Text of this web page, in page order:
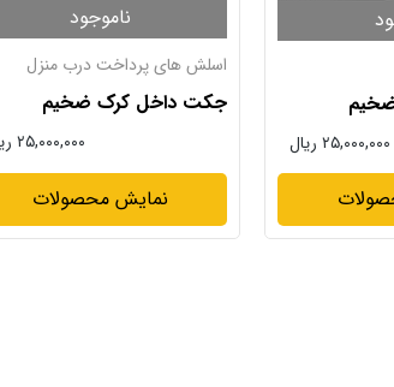
۲۵,۰۰۰,۰۰۰ ریال
ناموجود
اسلش های پرداخت درب منزل
جکت داخل کرک ضخیم
۲۵,۰۰۰,۰۰۰ ریال
نمایش محصولات